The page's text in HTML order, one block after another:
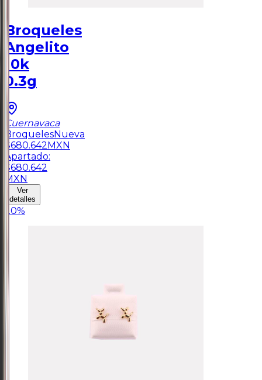
Broqueles
Angelito
10k
0.3g
Cuernavaca
BroquelesNueva
$680.642MXN
Apartado:
$680.642
MXN
Ver
detalles
20%